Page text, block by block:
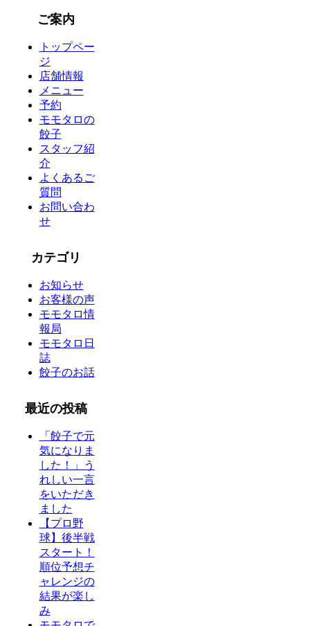
ご案内
トップペー
ジ
店舗情報
メニュー
予約
モモタロの
餃子
スタッフ紹
介
よくあるご
質問
お問い合わ
せ
カテゴリ
お知らせ
お客様の声
モモタロ情
報局
モモタロ日
誌
餃子のお話
最近の投稿
「餃子で元
気になりま
した！」う
れしい一言
をいただき
ました
【プロ野
球】後半戦
スタート！
順位予想チ
ャレンジの
結果が楽し
み